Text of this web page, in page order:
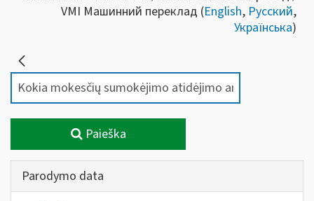
VMI Машинний переклад (English, Русский,
Українська)
Paieška
Parodymo data